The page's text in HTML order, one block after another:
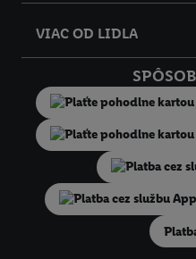
VIAC OD LIDLA
zariadeniach a v rôznych
niekoľko koncových zariadení
Lidl, pomocou vašej
identifikátorov/
V časti "Prispôsobiť
" môžete
podmienkach spracúvania
Kliknutím na možnosť "
technológií. Kliknutím na "
vyššie uvedené účely. Ďalšie
údajov a Vašom práve